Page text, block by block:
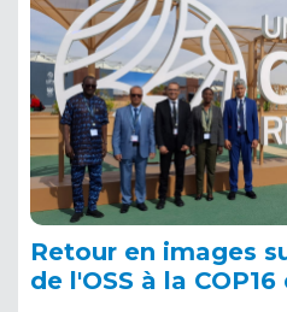
Retour en images
de l'OSS à la COP16